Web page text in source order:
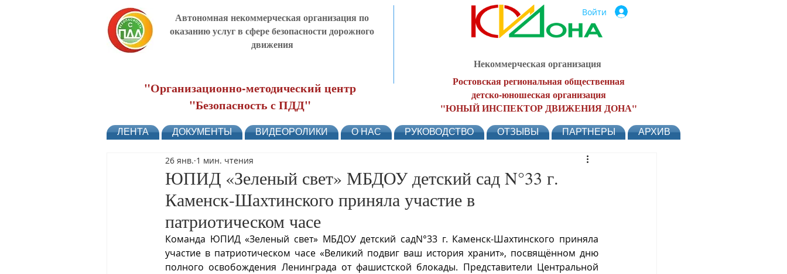
Автономная некоммерческая организация по
оказанию услуг в сфере безопасности дорожного
движения
"Организационно-методический центр
"Безопасность с ПДД"
Войти
Некоммерческая организация
Ростовская региональная общественная
детско-юношеская организация
"ЮНЫЙ ИНСПЕКТОР ДВИЖЕНИЯ ДОНА"
ЛЕНТА ДОКУМЕНТЫ ВИДЕОРОЛИКИ О НАС РУКОВОДСТВО ОТЗЫВЫ ПАРТНЕРЫ АРХИВ
ЮПИД «Зеленый свет» МБДОУ детский сад N°33 г.
Каменск-Шахтинского приняла участие в
патриотическом часе
26 янв. 1 мин. чтения
Команда ЮПИД «Зеленый свет» МБДОУ детский садN°33 г. Каменск-Шахтинского приняла
участие в патриотическом часе «Великий подвиг ваш история хранит», посвящённом дню
полного освобождения Ленинграда от фашистской блокады. Представители Центральной